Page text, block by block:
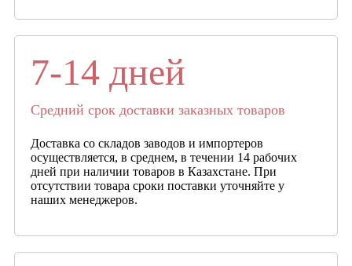
7-14 дней
Средний срок доставки заказных товаров
Доставка со складов заводов и импортеров
осуществляется, в среднем, в течении 14 рабочих
дней при наличии товаров в Казахстане. При
отсутствии товара сроки поставки уточняйте у
наших менеджеров.